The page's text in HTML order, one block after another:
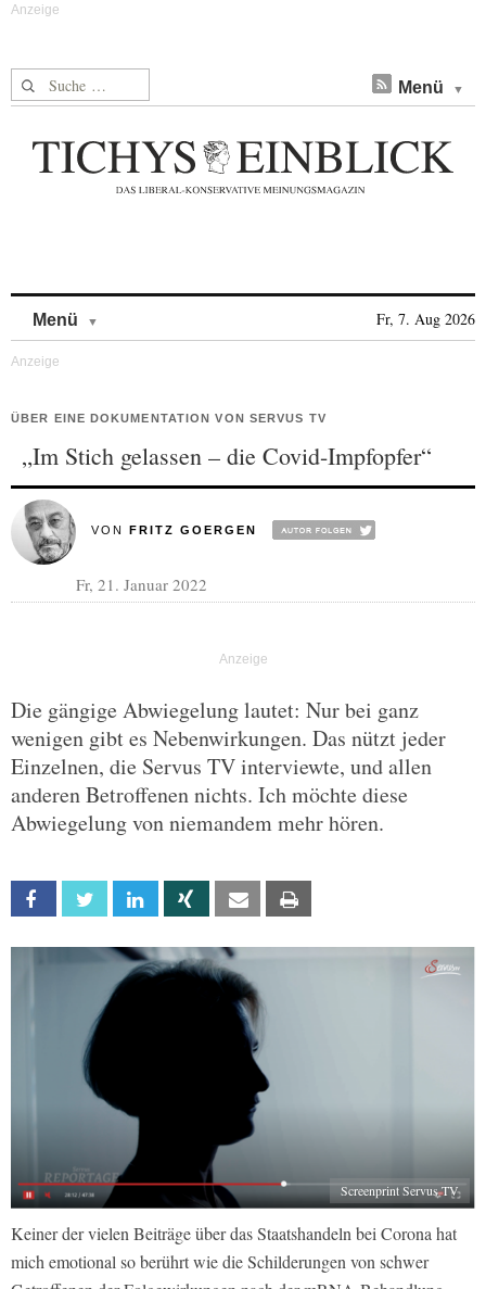
Suche nach: Menü
Menü Fr, 7. Aug 2026
ÜBER EINE DOKUMENTATION VON SERVUS TV
„Im Stich gelassen – die Covid-Impfopfer“
VON FRITZ GOERGEN
Fr, 21. Januar 2022
Die gängige Abwiegelung lautet: Nur bei ganz
wenigen gibt es Nebenwirkungen. Das nützt jeder
Einzelnen, die Servus TV interviewte, und allen
anderen Betroffenen nichts. Ich möchte diese
Abwiegelung von niemandem mehr hören.
Facebook Twitter Linkedin Xing Email
Screenprint Servus TV
Keiner der vielen Beiträge über das Staatshandeln bei Corona hat
mich emotional so berührt wie die Schilderungen von schwer